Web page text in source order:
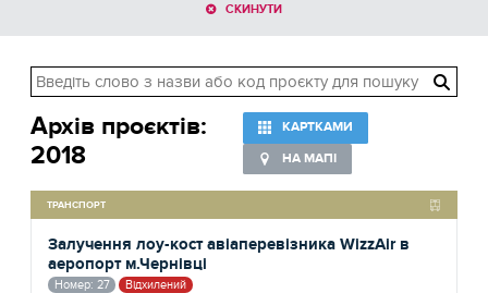
СКИНУТИ
Архів проєктів:
2018
КАРТКАМИ
НА МАПІ
ТРАНСПОРТ
Залучення лоу-кост авіаперевізника WizzAir в
аеропорт м.Чернівці
Номер: 27 Відхилений